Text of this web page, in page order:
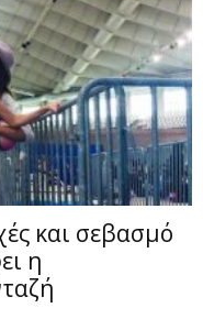
και σεβασμό
η